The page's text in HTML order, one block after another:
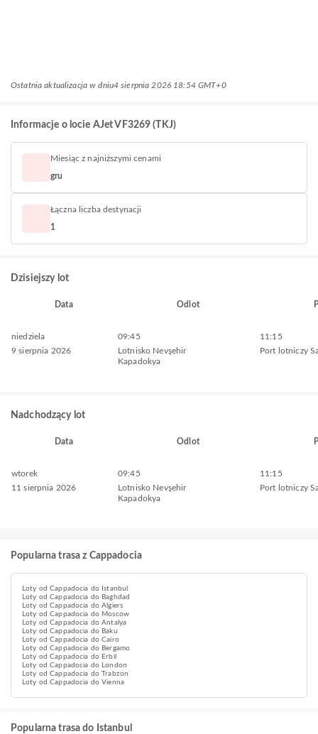
Ostatnia aktualizacja w dniu4 sierpnia 2026 18:54 GMT+0
Informacje o locie AJet VF3269 (TKJ)
Miesiąc z najniższymi cenami
gru
Łączna liczba destynacji
1
Dzisiejszy lot
Data Odlot
niedziela
9 sierpnia 2026
09:45
Lotnisko Nevşehir
Kapadokya
11:15
Port lotniczy
Nadchodzący lot
Data Odlot
wtorek
11 sierpnia 2026
09:45
Lotnisko Nevşehir
Kapadokya
11:15
Port lotniczy
Popularna trasa z Cappadocia
Loty od Cappadocia do Istanbul
Loty od Cappadocia do Baghdad
Loty od Cappadocia do Algiers
Loty od Cappadocia do Moscow
Loty od Cappadocia do Antalya
Loty od Cappadocia do Baku
Loty od Cappadocia do Cairo
Loty od Cappadocia do Bergamo
Loty od Cappadocia do Erbil
Loty od Cappadocia do London
Loty od Cappadocia do Trabzon
Loty od Cappadocia do Vienna
Popularna trasa do Istanbul